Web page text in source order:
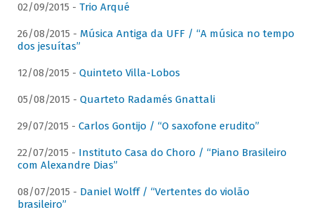
02/09/2015 - Trio Arqué
26/08/2015 - Música Antiga da UFF / “A música no tempo
dos jesuítas”
12/08/2015 - Quinteto Villa-Lobos
05/08/2015 - Quarteto Radamés Gnattali
29/07/2015 - Carlos Gontijo / “O saxofone erudito”
22/07/2015 - Instituto Casa do Choro / “Piano Brasileiro
com Alexandre Dias”
08/07/2015 - Daniel Wolff / “Vertentes do violão
brasileiro”